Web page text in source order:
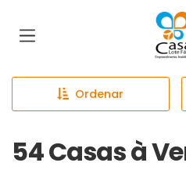
Ordenar
54 Casas à